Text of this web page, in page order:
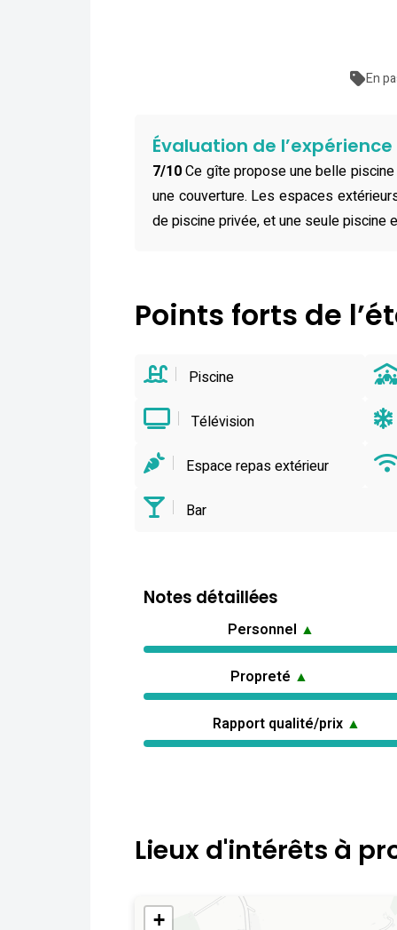
En
Évaluation de
7/10Ce gîte propose une belle
une couverture. Les espaces
de piscine privée, et une seule piscine
Points forts de
Piscine
Télévision
Espace repas extérieur
Bar
Notes détaillées
Personnel ▲
Propreté ▲
Rapport qualité/prix ▲
Lieux d'intérêts à
+